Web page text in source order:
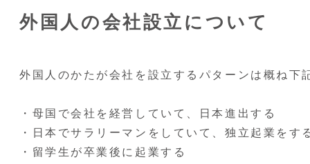
外国人の会社設立について
外国人のかたが会社を設立するパターンは概ね下
・母国で会社を経営していて、日本進出する
・日本でサラリーマンをしていて、独立起業をす
・留学生が卒業後に起業する